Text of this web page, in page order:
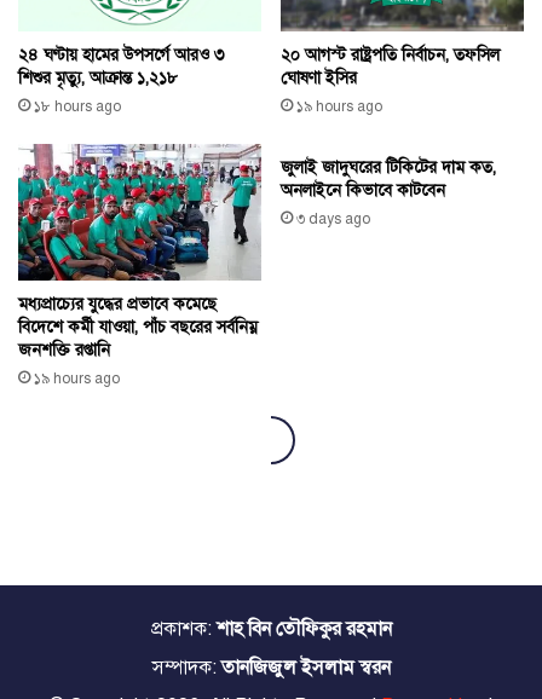
প্রকাশক:শাহ বিন তৌফিকুর রহমান
সম্পাদক:তানজিজুল ইসলাম স্বরন